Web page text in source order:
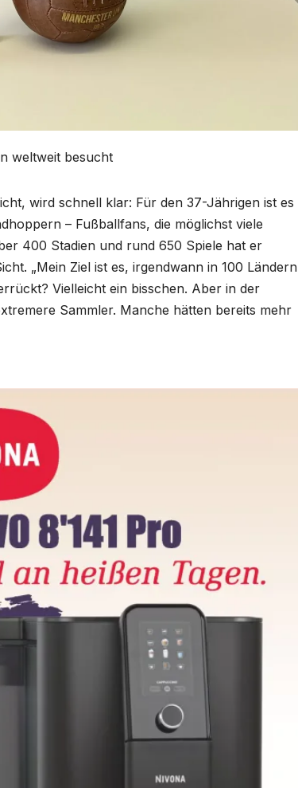
weltweit besucht
wird schnell klar: Für den 37-Jährigen ist es
– Fußballfans, die möglichst viele
400 Stadien und rund 650 Spiele hat er
„Mein Ziel ist es, irgendwann in 100 Ländern
Vielleicht ein bisschen. Aber in der
Sammler. Manche hätten bereits mehr